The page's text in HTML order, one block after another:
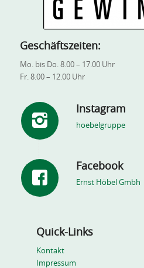
Geschäftszeiten:
Mo. bis Do. 8.00 – 17.00 Uhr
Fr. 8.00 – 12.00 Uhr
Instagram
hoebelgruppe
Facebook
Ernst Höbel Gmbh
Quick-Links
Kontakt
Impressum